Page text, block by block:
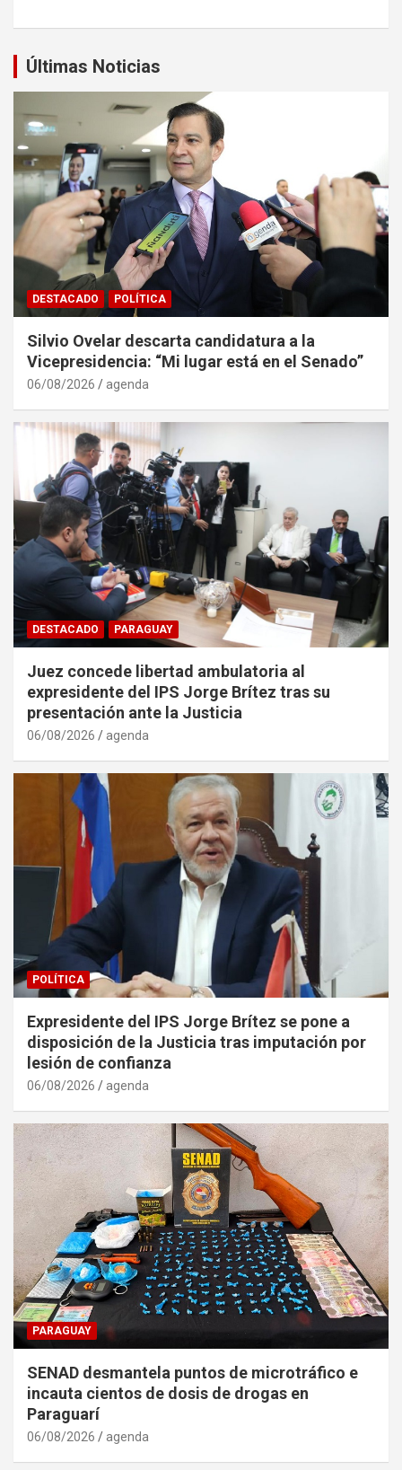
Últimas Noticias
DESTACADO POLÍTICA
Silvio Ovelar descarta candidatura a la
Vicepresidencia: “Mi lugar está en el Senado”
06/08/2026 agenda
DESTACADO PARAGUAY
Juez concede libertad ambulatoria al
expresidente del IPS Jorge Brítez tras su
presentación ante la Justicia
06/08/2026 agenda
POLÍTICA
Expresidente del IPS Jorge Brítez se pone a
disposición de la Justicia tras imputación por
lesión de confianza
06/08/2026 agenda
PARAGUAY
SENAD desmantela puntos de microtráfico e
incauta cientos de dosis de drogas en
Paraguarí
06/08/2026 agenda